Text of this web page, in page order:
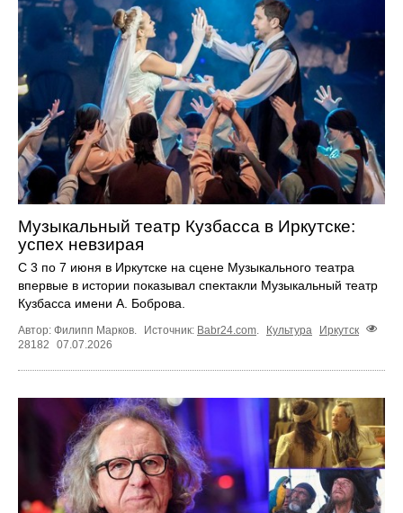
Музыкальный театр Кузбасса в Иркутске:
успех невзирая
С 3 по 7 июня в Иркутске на сцене Музыкального театра
впервые в истории показывал спектакли Музыкальный театр
Кузбасса имени А. Боброва.
Автор: Филипп Марков. Источник: Babr24.com Культура
Иркутск
28182
07.07.2026